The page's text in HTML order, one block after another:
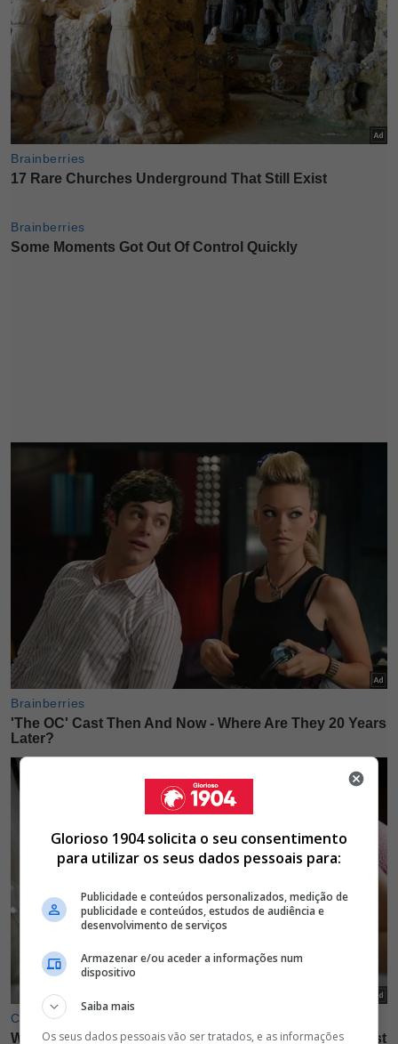
Glorioso 1904 solicita o seu consentimento
para utilizar os seus dados pessoais para:
Publicidade e conteúdos personalizados, medição de
publicidade e conteúdos, estudos de audiência e
desenvolvimento de serviços
Armazenar e/ou aceder a informações num
dispositivo
Saiba mais
Os seus dados pessoais vão ser tratados, e as informações